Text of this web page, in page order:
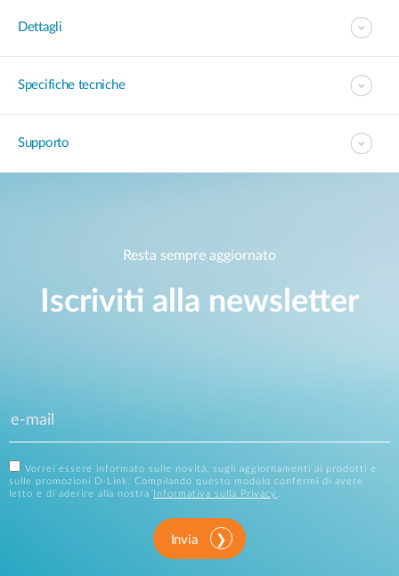
Dettagli
Specifiche tecniche
Supporto
Resta sempre aggiornato
Iscriviti alla newsletter
Vorrei essere informato sulle novità, sugli aggiornamenti ai prodotti e
sulle promozioni D-Link. Compilando questo modulo confermi di avere
letto e di aderire alla nostra
Informativa sulla Privacy .
Invia